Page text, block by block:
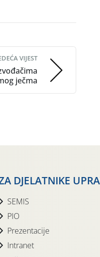
VIJEST
ječma
DJELATNIKE
SEMIS
PIO
Prezentacije
Intranet